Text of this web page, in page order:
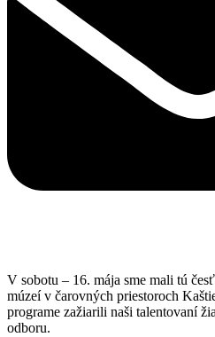
V sobotu – 16. mája sme mali tú
múzeí v čarovných priestoroch
programe zažiarili naši talentovaní
odboru.